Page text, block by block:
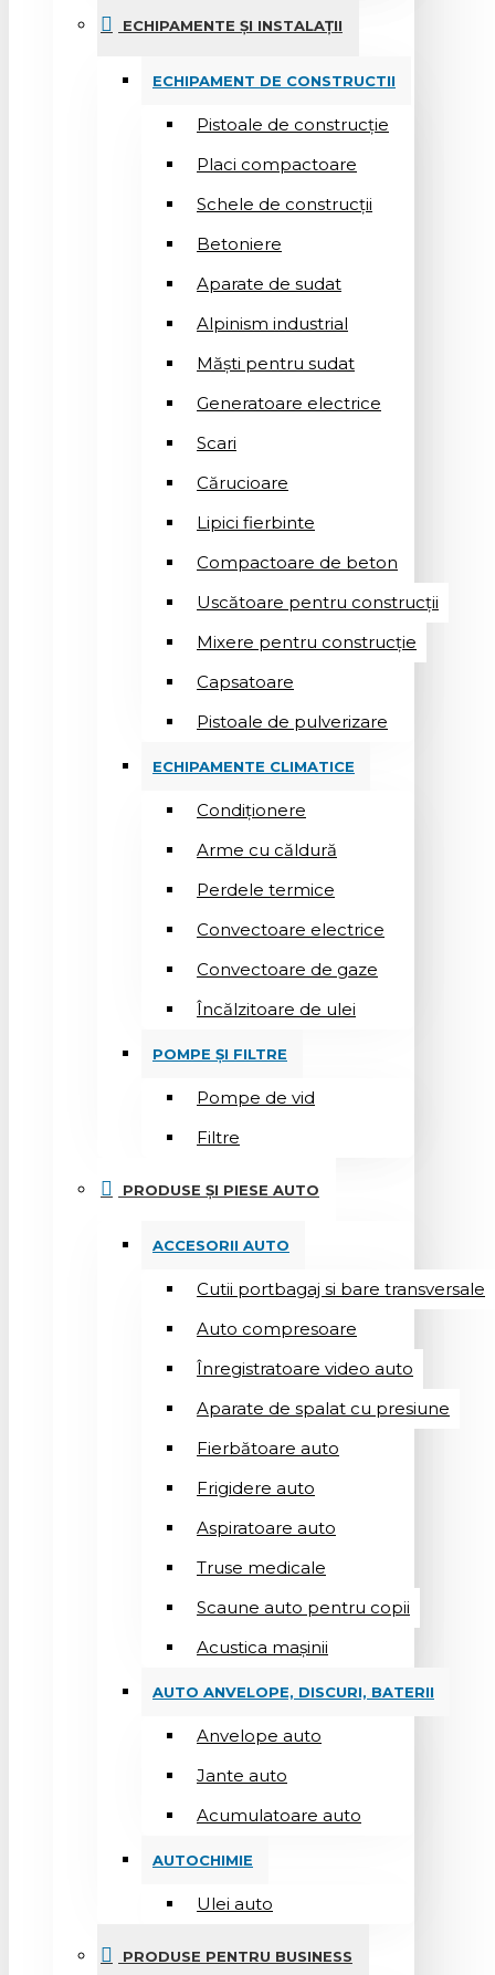
ECHIPAMENTE ȘI INSTALAȚII
ECHIPAMENT DE CONSTRUCTII
Pistoale de construcție
Placi compactoare
Schele de construcții
Betoniere
Aparate de sudat
Alpinism industrial
Măști pentru sudat
Generatoare electrice
Scari
Cărucioare
Lipici fierbinte
Compactoare de beton
Uscătoare pentru construcții
Mixere pentru construcție
Capsatoare
Pistoale de pulverizare
ECHIPAMENTE CLIMATICE
Condiționere
Arme cu căldură
Perdele termice
Convectoare electrice
Convectoare de gaze
Încălzitoare de ulei
POMPE ȘI FILTRE
Pompe de vid
Filtre
PRODUSE ȘI PIESE AUTO
ACCESORII AUTO
Cutii portbagaj si bare transversale
Auto compresoare
Înregistratoare video auto
Aparate de spalat cu presiune
Fierbătoare auto
Frigidere auto
Aspiratoare auto
Truse medicale
Scaune auto pentru copii
Acustica mașinii
AUTO ANVELOPE, DISCURI, BATERII
Anvelope auto
Jante auto
Acumulatoare auto
AUTOCHIMIE
Ulei auto
PRODUSE PENTRU BUSINESS